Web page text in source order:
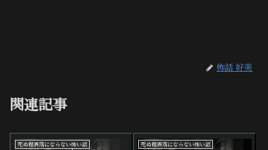
怖話 好美
関連記事
死ぬ程洒落にならない怖い話 死ぬ程洒落にならない怖い話